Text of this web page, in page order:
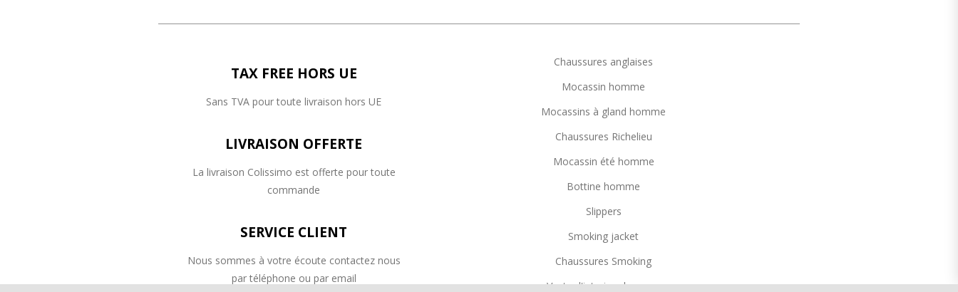
TAX FREE HORS UE
Sans TVA pour toute livraison hors UE
LIVRAISON OFFERTE
La livraison Colissimo est offerte pour toute
commande
SERVICE CLIENT
Nous sommes à votre écoute contactez nous
par téléphone ou par email
Chaussures anglaises
Mocassin homme
Mocassins à gland homme
Chaussures Richelieu
Mocassin été homme
Bottine homme
Slippers
Smoking jacket
Chaussures Smoking
Veste d'interieur homme